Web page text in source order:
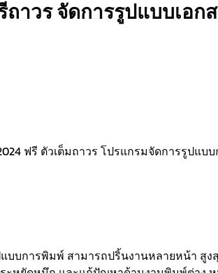
ถาวร จัดการรูปแบบเอก
ฟรี ตัวเต็มถาวร โปรแกรมจัดการรูปแ
บบการพิมพ์ สามารถปริ้นงานหลายหน้า สูง